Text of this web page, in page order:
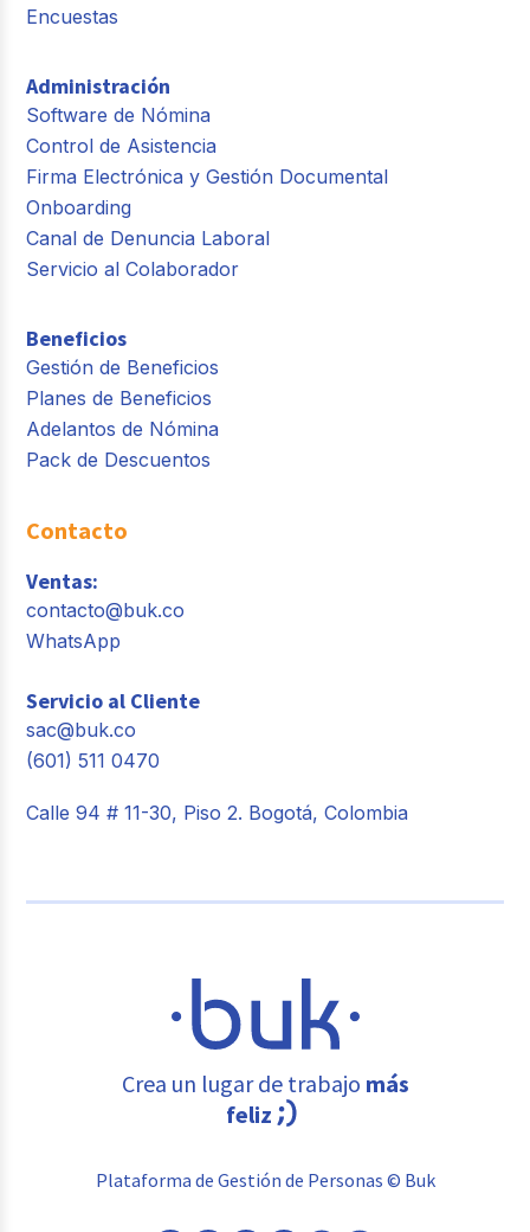
Encuestas
Administración
Software de Nómina
Control de Asistencia
Firma Electrónica y Gestión Documental
Onboarding
Canal de Denuncia Laboral
Servicio al Colaborador
Beneficios
Gestión de Beneficios
Planes de Beneficios
Adelantos de Nómina
Pack de Descuentos
Contacto
Ventas:
contacto@buk.co
WhatsApp
Servicio al Cliente
sac@buk.co
(601) 511 0470
Calle 94 # 11-30, Piso 2. Bogotá, Colombia
Crea un lugar de trabajo más
feliz
Plataforma de Gestión de Personas © Buk